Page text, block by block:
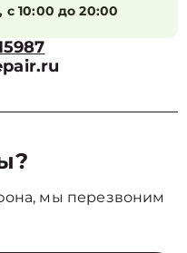
10:00 до 20:00
мы перезвоним